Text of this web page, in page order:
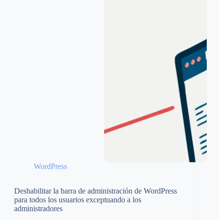
WordPress
Deshabilitar la barra de administración de WordPress
para todos los usuarios exceptuando a los
administradores